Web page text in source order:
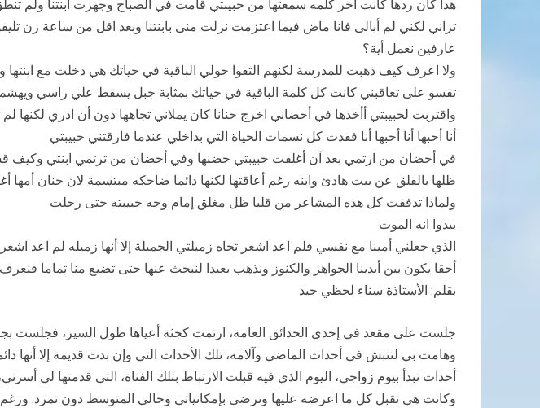
هذا كان ردها كانت أخر كلمه سمعتها من حبيبتي قامت في الصباح وجهزت ابنتنا ولم تنطق
تراني لكني لم أبالى فانا ماض فيما اعتزمت نزلت منى بابنتنا وبعد اقل من ساعة رن
عارفين نعمل أية؟
ولا اعرف كيف ذهبت للمدرسة لكنهم التفوا حولي الباقية في حياتك هي دخلت مع
تقسو على تعاقبني كانت كل كلمة الباقية في حياتك بمثابة جبل يسقط علي راسي
واقتربت لحبيبتي أأخذها في أحضاني اخرج حنانا كان يملاني تجاهها دون أن ادري لكنها لم
أنا أحبها أنا أحبها أنا فقدت كل نسمات الحياة التي بداخلي عندما فارقتني حبيبتي
في أحضان من ارتمي بعد آن أغلقت حبيبتي حضنها وفي أحضان من ترتمي ابنتي
ظلها بالقلق عن بيت هادئ وابنه رغم أعاقتها لكنها دائما ضاحكه مبتسمة لان حنان أمها
ولماذا تدفقت كل هذه المشاعر من قلبا ظل مغلق إمام وجه حبيبته حتى رحلت
يبدوا انه الموت
الذي جعلني أمينا مع نفسي فلم اعد اشعر تجاه زميلتي الجميلة إلا أنها زميله لم اعد
أحقا يكون بين أيدينا الجواهر والكنوز ونذهب بعيدا لنبحث عنها حتى تضيع منا تماما
بقلم: الأستاذة سناء لحظي جيد
جلست على مقعد في إحدى الحدائق العامة، ارتمت كجثة أعياها طول السير،
وهامت بي لتنبش في أحداث الماضي وآلامه، تلك الأحداث التي وإن بدت قديمة إلا أنها
أحداث تبدأ بيوم زواجي، اليوم الذي فيه قبلت الارتباط بتلك الفتاة، التي قدمتها لي
وكانت هي تقبل كل ما اعرضه عليها وترضى بإمكانياتي وحالي المتوسط دون تمرد.